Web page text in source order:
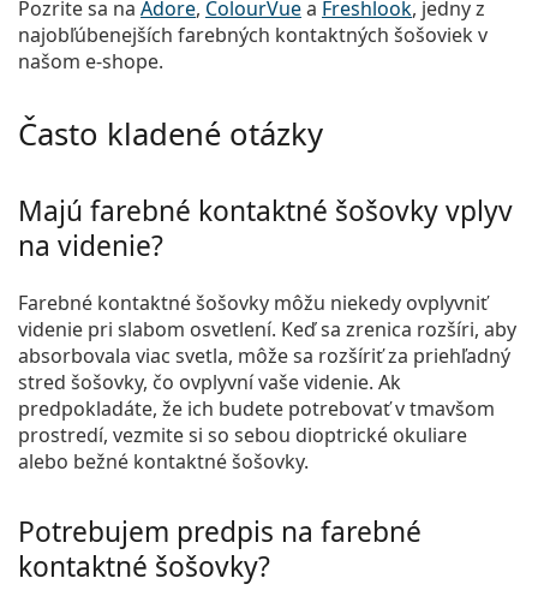
Pozrite sa na Adore, ColourVuea Freshlook, jedny z
najobľúbenejších farebných kontaktných šošoviek v
našom e-shope.
Často kladené otázky
Majú farebné kontaktné šošovky vplyv
na videnie?
Farebné kontaktné šošovky môžu niekedy ovplyvniť
videnie pri slabom osvetlení. Keď sa zrenica rozšíri, aby
absorbovala viac svetla, môže sa rozšíriť za priehľadný
stred šošovky, čo ovplyvní vaše videnie. Ak
predpokladáte, že ich budete potrebovať v tmavšom
prostredí, vezmite si so sebou dioptrické okuliare
alebo bežné kontaktné šošovky.
Potrebujem predpis na farebné
kontaktné šošovky?